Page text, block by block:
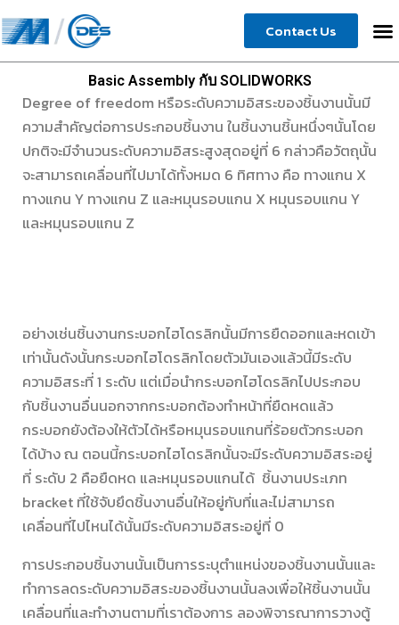
to
content
Contact Us
Basic Assembly กับ SOLIDWORKS
Degree of freedom หรือระดับความอิสระของชิ้นงานนั้นมี
ความสำคัญต่อการประกอบชิ้นงาน ในชิ้นงานชิ้นหนึ่งๆนั้นโดย
ปกติจะมีจำนวนระดับความอิสระสูงสุดอยู่ที่ 6 กล่าวคือวัตถุนั้น
จะสามารถเคลื่อนที่ไปมาได้ทั้งหมด 6 ทิศทาง คือ ทางแกน X
ทางแกน Y ทางแกน Z และหมุนรอบแกน X หมุนรอบแกน Y
และหมุนรอบแกน Z
อย่างเช่นชิ้นงานกระบอกไฮโดรลิกนั้นมีการยืดออกและหดเข้า
เท่านั้นดังนั้นกระบอกไฮโดรลิกโดยตัวมันเองแล้วนี้มีระดับ
ความอิสระที่ 1 ระดับ แต่เมื่อนำกระบอกไฮโดรลิกไปประกอบ
กับชิ้นงานอื่นนอกจากกระบอกต้องทำหน้าที่ยืดหดแล้ว
กระบอกยังต้องให้ตัวได้หรือหมุนรอบแกนที่ร้อยตัวกระบอก
ได้บ้าง ณ ตอนนี้กระบอกไฮโดรลิกนั้นจะมีระดับความอิสระอยู่
ที่ ระดับ 2 คือยืดหด และหมุนรอบแกนได้ ชิ้นงานประเภท
bracket ที่ใช้จับยึดชิ้นงานอื่นให้อยู่กับที่และไม่สามารถ
เคลื่อนที่ไปไหนได้นั้นมีระดับความอิสระอยู่ที่ 0
การประกอบชิ้นงานนั้นเป็นการระบุตำแหน่งของชิ้นงานนั้นและ
ทำการลดระดับความอิสระของชิ้นงานนั้นลงเพื่อให้ชิ้นงานนั้น
เคลื่อนที่และทำงานตามที่เราต้องการ ลองพิจารณาการวางตู้